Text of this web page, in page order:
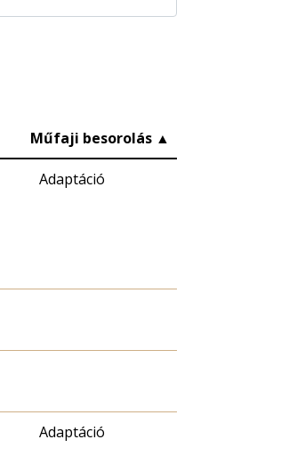
Műfaji besorolás ▲
Adaptáció
Adaptáció